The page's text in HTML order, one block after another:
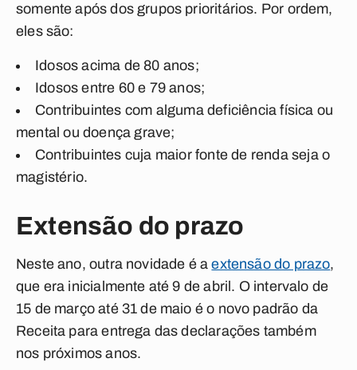
somente após dos grupos prioritários. Por ordem,
eles são:
Idosos acima de 80 anos;
Idosos entre 60 e 79 anos;
Contribuintes com alguma deficiência física ou
mental ou doença grave;
Contribuintes cuja maior fonte de renda seja o
magistério.
Extensão do prazo
Neste ano, outra novidade é aextensão do prazo,
que era inicialmente até 9 de abril. O intervalo de
15 de março até 31 de maio é o novo padrão da
Receita para entrega das declarações também
nos próximos anos.